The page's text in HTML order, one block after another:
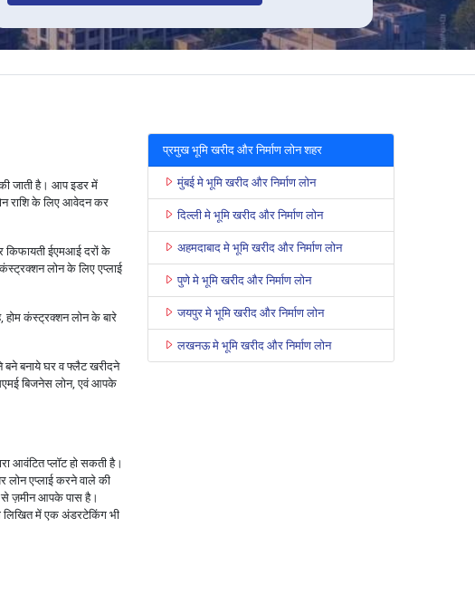
जाती है। आप इडर में
राशि के लिए आवेदन कर
ईएमआई दरों के
लोन के लिए एप्लाई
कंस्ट्रक्शन लोन के बारे
बने बनाये घर व फ्लैट खरीदने
बिजनेस लोन, एवं आपके
आवंटित प्लॉट हो सकती है।
लोन एप्लाई करने वाले की
से ज़मीन आपके पास है।
लिखित में एक अंडरटेकिंग भी
प्रमुख भूमि खरीद और निर्माण लोन शहर
मुंबई मे भूमि खरीद और निर्माण लोन
दिल्ली मे भूमि खरीद और निर्माण लोन
अहमदाबाद मे भूमि खरीद और निर्माण लोन
पुणे मे भूमि खरीद और निर्माण लोन
जयपुर मे भूमि खरीद और निर्माण लोन
लखनऊ मे भूमि खरीद और निर्माण लोन